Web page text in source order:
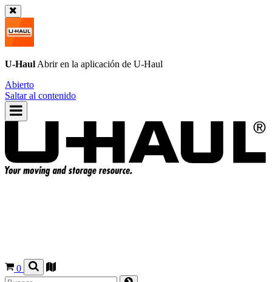
U-Haul Abrir en la aplicación de U-Haul
Abierto
Saltar al contenido
0